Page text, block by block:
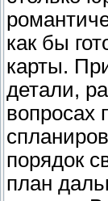
как бы
карты.
детали,
вопросах
порядок
план